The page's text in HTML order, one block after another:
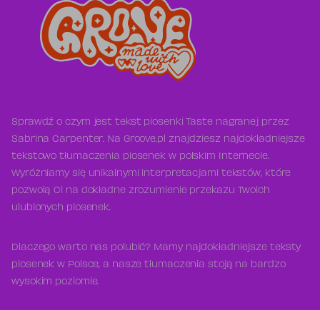
Sprawdź o czym jest tekst piosenki Taste nagranej przez
Sabrina Carpenter. Na Groove.pl znajdziesz najdokładniejsze
tekstowo tłumaczenia piosenek w polskim Internecie.
Wyróżniamy się unikalnymi interpretacjami tekstów, które
pozwolą Ci na dokładne zrozumienie przekazu Twoich
ulubionych piosenek.
Dlaczego warto nas polubić? Mamy najdokładniejsze teksty
piosenek w Polsce, a nasze tłumaczenia stoją na bardzo
wysokim poziomie.